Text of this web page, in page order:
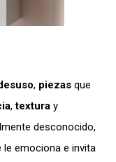
, piezas que
,textura y
desconocido,
emociona e invita